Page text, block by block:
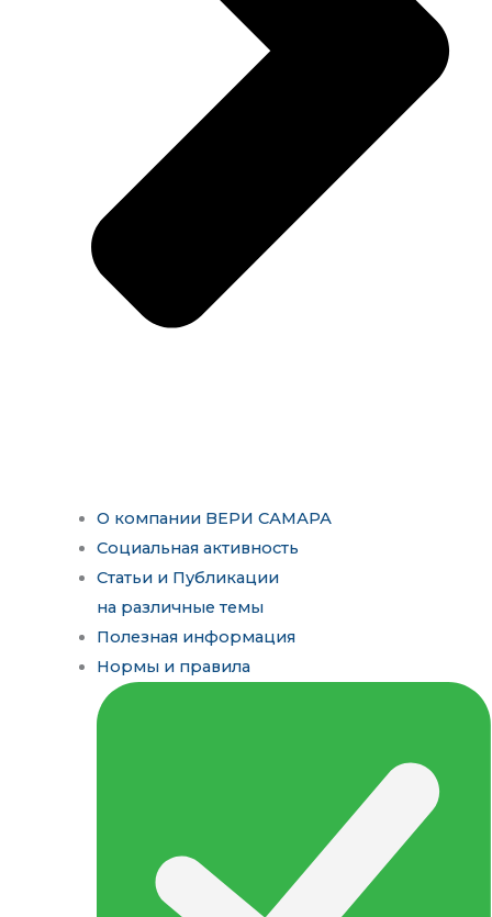
О компании ВЕРИ САМАРА
Социальная активность
Статьи и Публикации
на различные темы
Полезная информация
Нормы и правила